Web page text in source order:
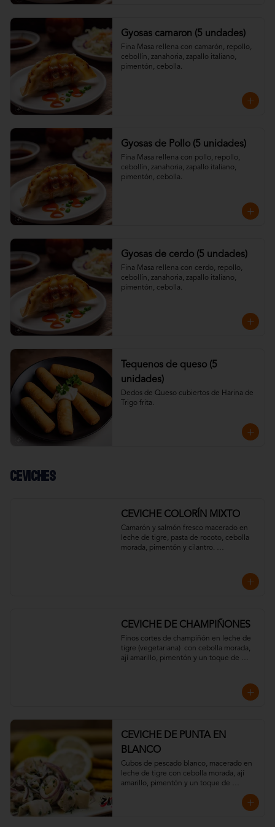
Gyosas camaron (5 undades)
Fina Masa rellena con camarón, repollo,
cebollín, zanahoria, zapallo italiano,
pimentón, cebolla.
Gyosas de Pollo (5 unidades)
Fina Masa rellena con pollo, repollo,
cebollín, zanahoria, zapallo italiano,
pimentón, cebolla.
Gyosas de cerdo (5 undades)
Fina Masa rellena con cerdo, repollo,
cebollín, zanahoria, zapallo italiano,
pimentón, cebolla.
Tequenos de queso (5
unidades)
Dedos de Queso cubiertos de Harina de
Trigo frita.
Ceviches
CEVICHE COLORÍN MIXTO
Camarón y salmón fresco macerado en
leche de tigre, pasta de rocoto, cebolla
morada, pimentón y cilantro.
CEVICHE DE CHAMPIÑONES
Finos cortes de champiñón en leche de
tigre (vegetariana)  con cebolla morada,
ají amarillo, pimentón y un toque de
CEVICHE DE PUNTA EN
BLANCO
Cubos de pescado blanco, macerado en
leche de tigre con cebolla morada, ají
amarillo, pimentón y un toque de